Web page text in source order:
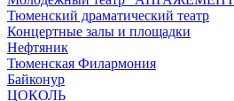
Тюменский драматический театр
Концертные залы и площадки
Нефтяник
Тюменская Филармония
Байконур
ЦОКОЛЬ